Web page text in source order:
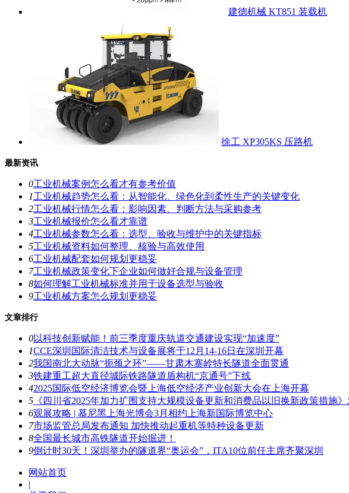
建德机械 KT851 装载机
徐工 XP305KS 压路机
最新资讯
0工业机械案例怎么看才有参考价值
1工业机械趋势怎么看：从智能化、绿色化到柔性生产的关键变化
2工业机械行情怎么看：影响因素、判断方法与采购参考
3工业机械报价怎么看才靠谱
4工业机械参数怎么看：选型、验收与维护中的关键指标
5工业机械资料如何整理、核验与高效使用
6工业机械配套如何规划更稳妥
7工业机械政策变化下企业如何做好合规与设备管理
8如何理解工业机械标准并用于设备选型与验收
9工业机械方案怎么规划更稳妥
文章排行
0以科技创新赋能！前三季度重庆轨道交通建设实现“加速度”
1CCE深圳国际清洁技术与设备展将于12月14-16日在深圳开幕
2我国南北大动脉“扼颈之环”――甘肃木寨岭特长隧道全面贯通
3铁建重工超大直径城际铁路隧道盾构机“京通号”下线
42025国际低空经济博览会暨上海低空经济产业创新大会在上海开幕
5 《四川省2025年加力扩围支持大规模设备更新和消费品以旧换新政策措施
6观展攻略 | 慕尼黑上海光博会3月相约上海新国际博览中心
7市场监管总局发布通知 加快推动起重机等特种设备更新
8全国最长城市高铁隧道开始掘进！
9倒计时30天！深圳举办的隧道界“奥运会”，ITA10位前任主席齐聚深圳
网站首页
|